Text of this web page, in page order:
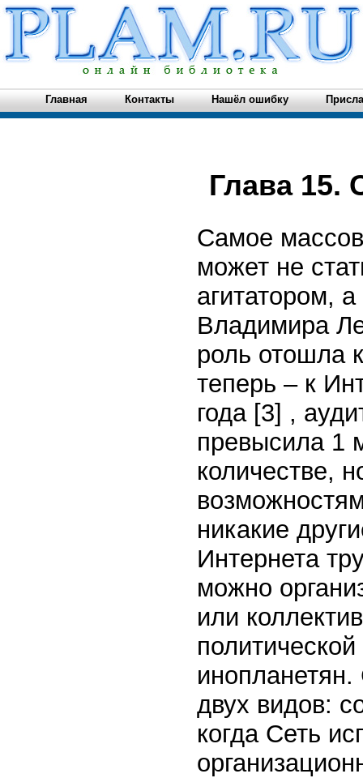
Главная Контакты Нашёл ошибку
Глава 15.
Самое
может не
агитатором,
Владимира
роль отошла
теперь – к
года [3] ,
превысила 1
количестве,
никакие
Интернета
можно
или
двух видов:
когда Сеть